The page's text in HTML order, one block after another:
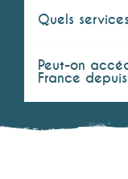
Quels
Peut-on
France